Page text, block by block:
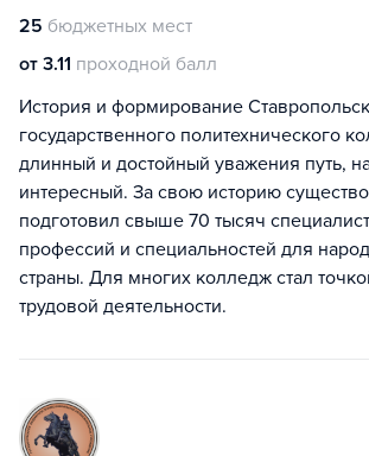
25 бюджетных мест
от 3.11 проходной балл
История и формирование
государственного политехнического
длинный и достойный уважения путь,
интересный. За свою историю
подготовил свыше 70 тысяч
профессий и специальностей для
страны. Для многих колледж стал
трудовой деятельности.